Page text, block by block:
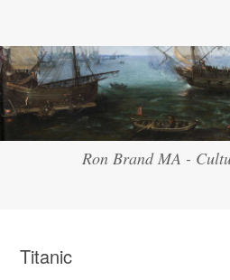
Ron Brand MA -
Titanic